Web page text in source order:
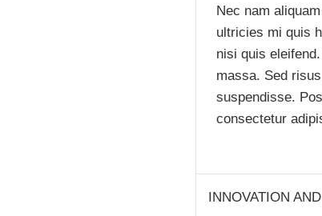
Nec nam
ultricies mi quis
nisi quis
massa. Sed
suspendisse.
consectetur
INNOVATION